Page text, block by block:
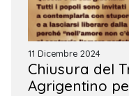
11 Dicembre 2024
Chiusura del
Agrigentino